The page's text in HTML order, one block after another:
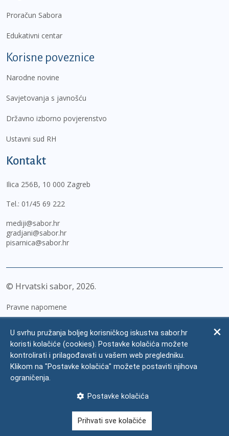
Proračun Sabora
Edukativni centar
Korisne poveznice
Narodne novine
Savjetovanja s javnošću
Državno izborno povjerenstvo
Ustavni sud RH
Kontakt
Ilica 256B, 10 000 Zagreb
Tel.: 01/45 69 222
mediji@sabor.hr
gradjani@sabor.hr
pisarnica@sabor.hr
© Hrvatski sabor, 2026
Pravne napomene
Zaštita osobnih podataka
Impressum
Česta pitanja
U svrhu pružanja boljeg korisničkog iskustva sabor.hr
koristi kolačiće (cookies). Postavke kolačića možete
kontrolirati i prilagođavati u vašem web pregledniku.
Klikom na "Postavke kolačića" možete postaviti njihova
ograničenja.
Postavke kolačića
Prihvati sve kolačiće